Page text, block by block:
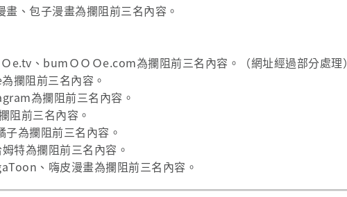
、包子漫畫為攔阻前三名內容。
、bumＯＯＯe.com為攔阻前三名內容。（網址經過部分處理）
攔阻前三名內容。
為攔阻前三名內容。
阻前三名內容。
為攔阻前三名內容。
特為攔阻前三名內容。
、嗨皮漫畫為攔阻前三名內容。